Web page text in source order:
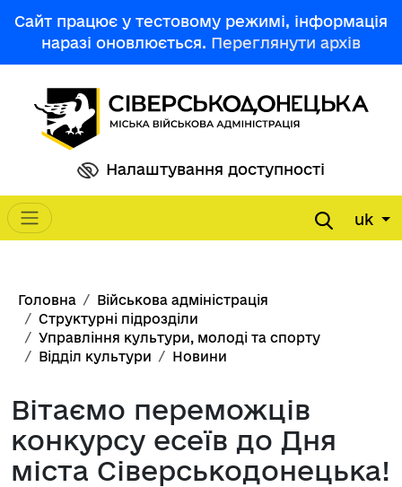
Сайт працює у тестовому режимі, інформація
наразі оновлюється. Переглянути архів
Налаштування доступності
Main navigation uk
Рядок навіґації
Головна
Військова адміністрація
Структурні підрозділи
Управління культури, молоді та спорту
Відділ культури
Новини
Вітаємо переможців
конкурсу есеїв до Дня
міста Сіверськодонецька!